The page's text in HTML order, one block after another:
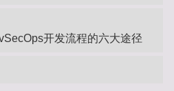
开发流程的六大途径